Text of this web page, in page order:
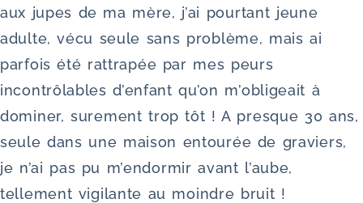
aux jupes de ma mère, j’ai pourtant jeune
adulte, vécu seule sans problème, mais ai
parfois été rattrapée par mes peurs
incontrôlables d’enfant qu’on m’obligeait à
dominer, surement trop tôt ! A presque 30 ans,
seule dans une maison entourée de graviers,
je n’ai pas pu m’endormir avant l’aube,
tellement vigilante au moindre bruit !